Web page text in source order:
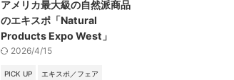
アメリカ最大級の自然派商品
のエキスポ「Natural
Products Expo West」
2026/4/15
PICK UP エキスポ／フェア